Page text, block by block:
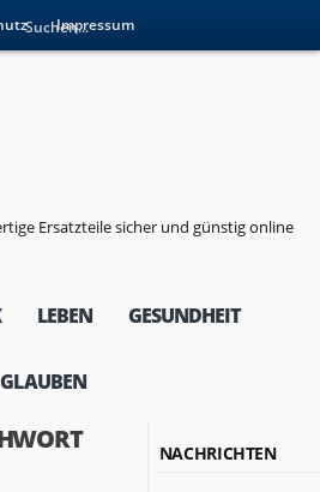
Impressum
LEBEN GESUNDHEIT
GLAUBEN
NACHRICHTEN